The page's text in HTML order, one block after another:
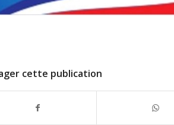
cette publication